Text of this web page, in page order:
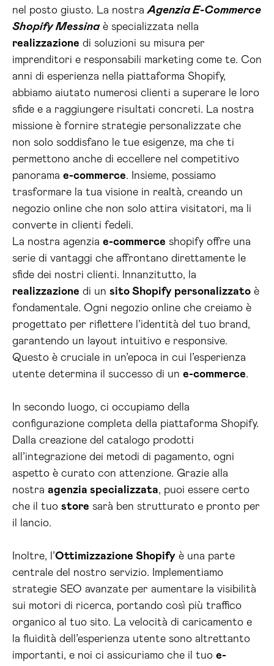
nel posto giusto. La nostraAgenzia E-Commerce
Shopify Messinaè specializzata nella
realizzazione di soluzioni su misura per
imprenditori e responsabili marketing come te. Con
anni di esperienza nella piattaforma Shopify,
abbiamo aiutato numerosi clienti a superare le loro
sfide e a raggiungere risultati concreti. La nostra
missione è fornire strategie personalizzate che
non solo soddisfano le tue esigenze, ma che ti
permettono anche di eccellere nel competitivo
panorama e-commerce. Insieme, possiamo
trasformare la tua visione in realtà, creando un
negozio online che non solo attira visitatori, ma li
converte in clienti fedeli.
La nostra agenzia e-commerce shopify offre una
serie di vantaggi che affrontano direttamente le
sfide dei nostri clienti. Innanzitutto, la
realizzazione di un sito Shopify personalizzato è
fondamentale. Ogni negozio online che creiamo è
progettato per riflettere l’identità del tuo brand,
garantendo un layout intuitivo e responsive.
Questo è cruciale in un’epoca in cui l’esperienza
utente determina il successo di un e-commerce.
In secondo luogo, ci occupiamo della
configurazione completa della piattaforma Shopify.
Dalla creazione del catalogo prodotti
all’integrazione dei metodi di pagamento, ogni
aspetto è curato con attenzione. Grazie alla
nostra agenzia specializzata, puoi essere certo
che il tuo store sarà ben strutturato e pronto per
il lancio.
Inoltre, l’Ottimizzazione Shopify è una parte
centrale del nostro servizio. Implementiamo
strategie SEO avanzate per aumentare la visibilità
sui motori di ricerca, portando così più traffico
organico al tuo sito. La velocità di caricamento e
la fluidità dell’esperienza utente sono altrettanto
importanti, e noi ci assicuriamo che il tuo e-